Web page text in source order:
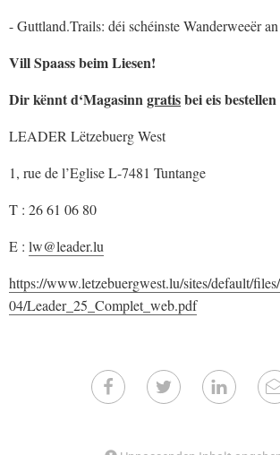
- Guttland.Trails: déi schéinste Wanderweeër
Vill Spaass beim Liesen!
Dir kënnt d‘Magasinngratisbei eis
LEADER Lëtzebuerg West
1, rue de l’Eglise L-7481 Tuntange
T : 26 61 06 80
E : lw@leader.lu
https://www.letzebuergwest.lu/sites/default/
04/Leader_25_Complet_web.pdf